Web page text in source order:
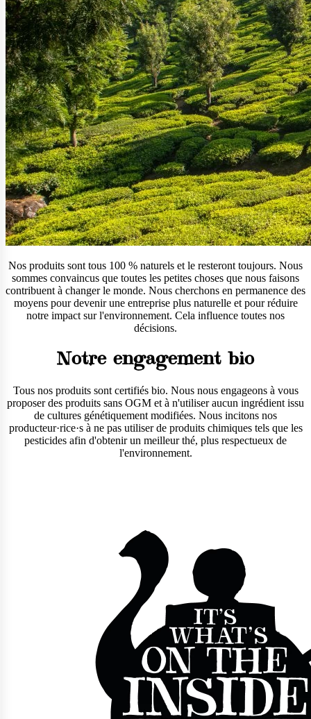
Nos produits sont tous 100 % naturels et le resteront toujours. Nous
sommes convaincus que toutes les petites choses que nous faisons
contribuent à changer le monde. Nous cherchons en permanence des
moyens pour devenir une entreprise plus naturelle et pour réduire
notre impact sur l'environnement. Cela influence toutes nos
décisions.
Notre engagement bio
Tous nos produits sont certifiés bio. Nous nous engageons à vous
proposer des produits sans OGM et à n'utiliser aucun ingrédient issu
de cultures génétiquement modifiées. Nous incitons nos
producteur·rice·s à ne pas utiliser de produits chimiques tels que les
pesticides afin d'obtenir un meilleur thé, plus respectueux de
l'environnement.